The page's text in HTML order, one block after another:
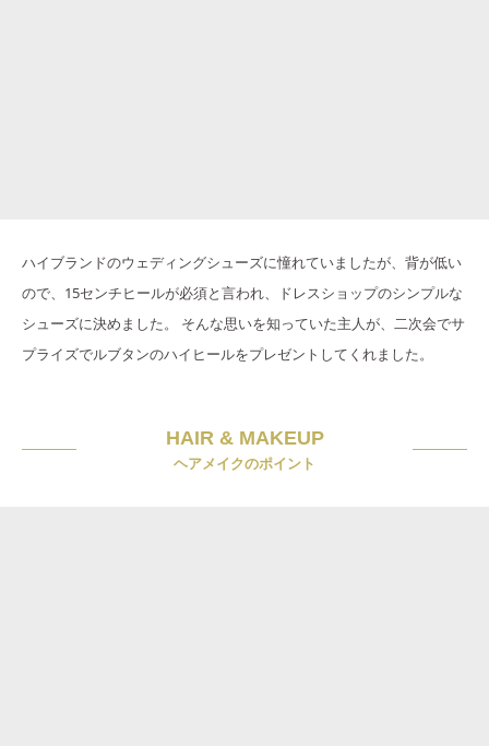
ハイブランドのウェディングシューズに憧れていましたが、背が低い
ので、15センチヒールが必須と言われ、ドレスショップのシンプルな
シューズに決めました。 そんな思いを知っていた主人が、二次会でサ
プライズでルブタンのハイヒールをプレゼントしてくれました。
HAIR & MAKEUP
ヘアメイクのポイント